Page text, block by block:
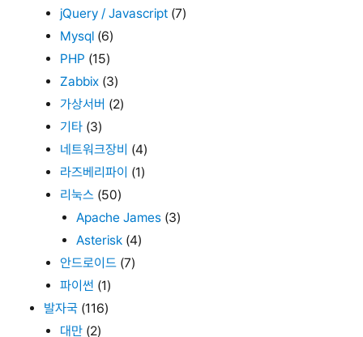
jQuery / Javascript (7)
Mysql (6)
PHP (15)
Zabbix (3)
가상서버 (2)
기타 (3)
네트워크장비 (4)
라즈베리파이 (1)
리눅스 (50)
Apache James (3)
Asterisk (4)
안드로이드 (7)
파이썬 (1)
발자국 (116)
대만 (2)